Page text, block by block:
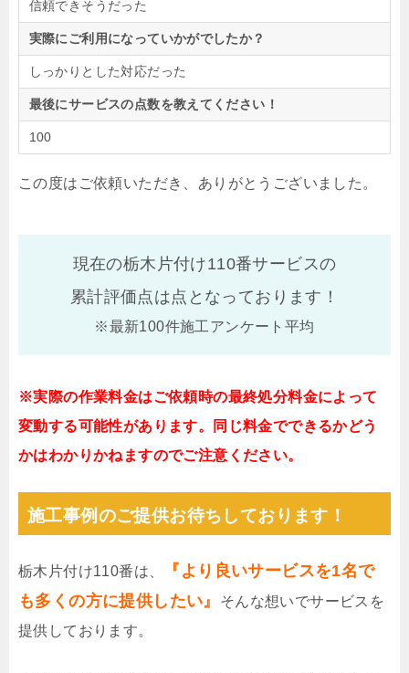
信頼できそうだった
実際にご利用になっていかがでしたか？
しっかりとした対応だった
最後にサービスの点数を教えてください！
100
この度はご依頼いただき、ありがとうございました。
現在の栃木片付け110番サービスの
累計評価点は点となっております！
※最新100件施工アンケート平均
※実際の作業料金はご依頼時の最終処分料金によって
変動する可能性があります。同じ料金でできるかどう
かはわかりかねますのでご注意ください。
施工事例のご提供お待ちしております！
栃木片付け110番は、
『より良いサービスを1名で
も多くの方に提供したい』
そんな想いでサービスを
提供しております。